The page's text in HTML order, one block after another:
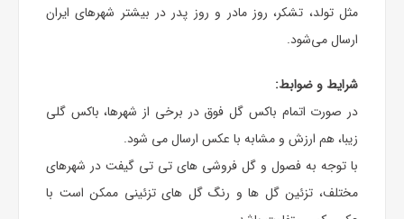
مثل تولد، تشکر، روز مادر و روز پدر در بیشتر شهرهای ایران
ارسال می‌شود.
شرایط و ضوابط:
در صورت اتمام باکس گل فوق در برخی از شهرها، باکس گلی
زیبا، هم ارزش و مشابه با عکس ارسال می شود.
با توجه به فصول و گل فروشی های تی تی گیفت در شهرهای
مختلف، تزئین گل ها و رنگ گل های تزئینی ممکن است با